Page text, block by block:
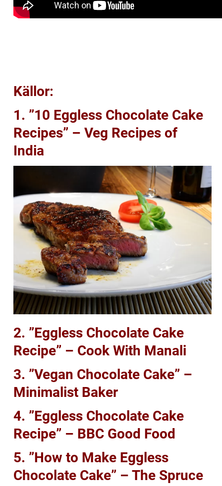
Källor:
1. ”10 Eggless Chocolate Cake
Recipes” – Veg Recipes of
India
2. ”Eggless Chocolate Cake
Recipe” – Cook With Manali
3. ”Vegan Chocolate Cake” –
Minimalist Baker
4. ”Eggless Chocolate Cake
Recipe” – BBC Good Food
5. ”How to Make Eggless
Chocolate Cake” – The Spruce